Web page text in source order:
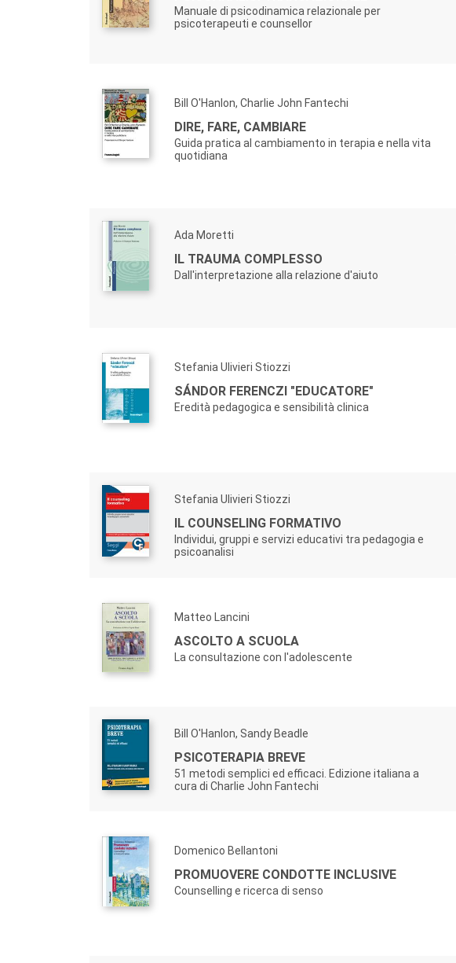
Manuale di psicodinamica relazionale per
psicoterapeuti e counsellor
Bill O'Hanlon, Charlie John Fantechi
DIRE, FARE, CAMBIARE
Guida pratica al cambiamento in terapia e nella vita
quotidiana
Ada Moretti
IL TRAUMA COMPLESSO
Dall'interpretazione alla relazione d'aiuto
Stefania Ulivieri Stiozzi
SÁNDOR FERENCZI "EDUCATORE"
Eredità pedagogica e sensibilità clinica
Stefania Ulivieri Stiozzi
IL COUNSELING FORMATIVO
Individui, gruppi e servizi educativi tra pedagogia e
psicoanalisi
Matteo Lancini
ASCOLTO A SCUOLA
La consultazione con l'adolescente
Bill O'Hanlon, Sandy Beadle
PSICOTERAPIA BREVE
51 metodi semplici ed efficaci. Edizione italiana a
cura di Charlie John Fantechi
Domenico Bellantoni
PROMUOVERE CONDOTTE INCLUSIVE
Counselling e ricerca di senso